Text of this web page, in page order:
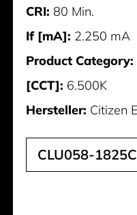
CRI: 80 Min.
If [mA]: 2.250 mA
Product Category:
[CCT]: 6.500K
Hersteller: Citizen
CLU058-